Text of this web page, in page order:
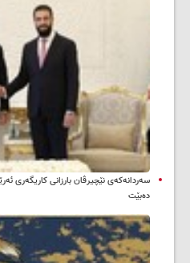
سه‌ردانه‌کەی نێچیرڤان بارزانی كاریگه‌ری
ده‌بێت